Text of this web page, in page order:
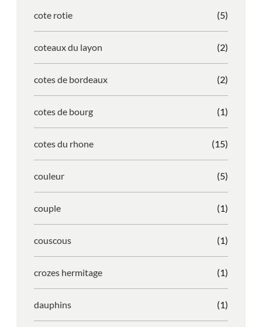
cote rotie (5)
coteaux du layon (2)
cotes de bordeaux (2)
cotes de bourg (1)
cotes du rhone (15)
couleur (5)
couple (1)
couscous (1)
crozes hermitage (1)
dauphins (1)